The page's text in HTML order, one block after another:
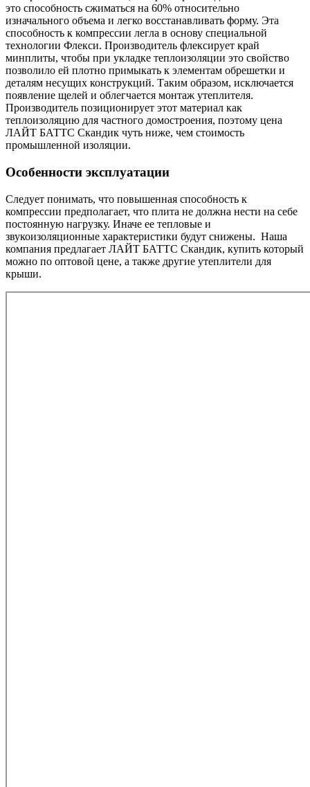
это способность сжиматься на 60% относительно
изначального объема и легко восстанавливать форму. Эта
способность к компрессии легла в основу специальной
технологии Флекси. Производитель флексирует край
минплиты, чтобы при укладке теплоизоляции это свойство
позволило ей плотно примыкать к элементам обрешетки и
деталям несущих конструкций. Таким образом, исключается
появление щелей и облегчается монтаж утеплителя.
Производитель позиционирует этот материал как
теплоизоляцию для частного домостроения, поэтому цена
ЛАЙТ БАТТС Скандик чуть ниже, чем стоимость
промышленной изоляции.
Особенности эксплуатации
Следует понимать, что повышенная способность к
компрессии предполагает, что плита не должна нести на себе
постоянную нагрузку. Иначе ее тепловые и
звукоизоляционные характеристики будут снижены. Наша
компания предлагает ЛАЙТ БАТТС Скандик, купить который
можно по оптовой цене, а также другие утеплители для
крыши.